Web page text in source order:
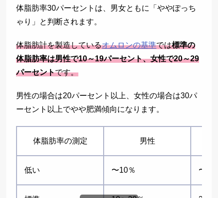
体脂肪率30パーセントは、男女ともに「ややぽっち
ゃり」と判断されます。
体脂肪計を製造しているオムロンの基準では標準の
体脂肪率は男性で10～19パーセント、女性で20～29
パーセントです。
男性の場合は20パーセント以上、女性の場合は30パ
ーセント以上でやや肥満傾向になります。
体脂肪率の測定 男性
低い 〜10％ 〜20